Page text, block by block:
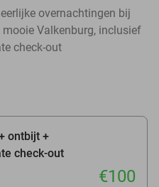
overnachtingen bij
Valkenburg, inclusief
check-out
ontbijt +
check-out
€100